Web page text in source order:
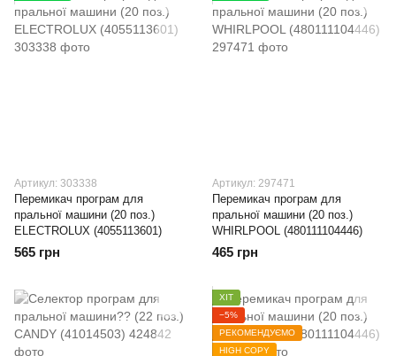
Артикул: 303338
Перемикач програм для
пральної машини (20 поз.)
ELECTROLUX (4055113601)
565 грн
Артикул: 297471
Перемикач програм для
пральної машини (20 поз.)
WHIRLPOOL (480111104446)
465 грн
ХІТ
−5%
РЕКОМЕНДУЄМО
HIGH COPY